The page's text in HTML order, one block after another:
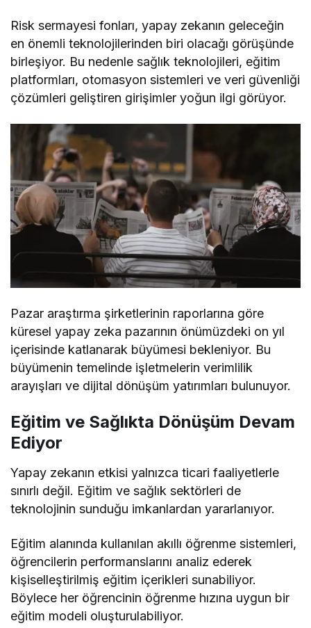
Risk sermayesi fonları, yapay zekanın geleceğin
en önemli teknolojilerinden biri olacağı görüşünde
birleşiyor. Bu nedenle sağlık teknolojileri, eğitim
platformları, otomasyon sistemleri ve veri güvenliği
çözümleri geliştiren girişimler yoğun ilgi görüyor.
Pazar araştırma şirketlerinin raporlarına göre
küresel yapay zeka pazarının önümüzdeki on yıl
içerisinde katlanarak büyümesi bekleniyor. Bu
büyümenin temelinde işletmelerin verimlilik
arayışları ve dijital dönüşüm yatırımları bulunuyor.
Eğitim ve Sağlıkta Dönüşüm Devam
Ediyor
Yapay zekanın etkisi yalnızca ticari faaliyetlerle
sınırlı değil. Eğitim ve sağlık sektörleri de
teknolojinin sunduğu imkanlardan yararlanıyor.
Eğitim alanında kullanılan akıllı öğrenme sistemleri,
öğrencilerin performanslarını analiz ederek
kişiselleştirilmiş eğitim içerikleri sunabiliyor.
Böylece her öğrencinin öğrenme hızına uygun bir
eğitim modeli oluşturulabiliyor.